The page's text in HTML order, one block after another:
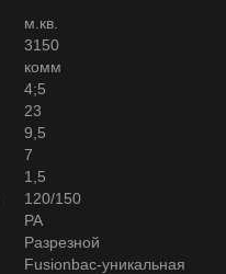
м.кв.
3150
комм
4;5
23
9,5
7
1,5
120/150
PA
Разрезной
Fusionbac-уникальная